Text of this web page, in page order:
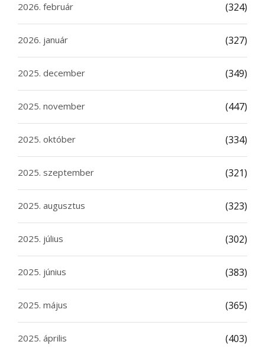
2026. február (324)
2026. január (327)
2025. december (349)
2025. november (447)
2025. október (334)
2025. szeptember (321)
2025. augusztus (323)
2025. július (302)
2025. június (383)
2025. május (365)
2025. április (403)